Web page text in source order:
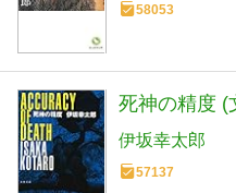
58053
死神の精度 (
伊坂幸太郎
57137